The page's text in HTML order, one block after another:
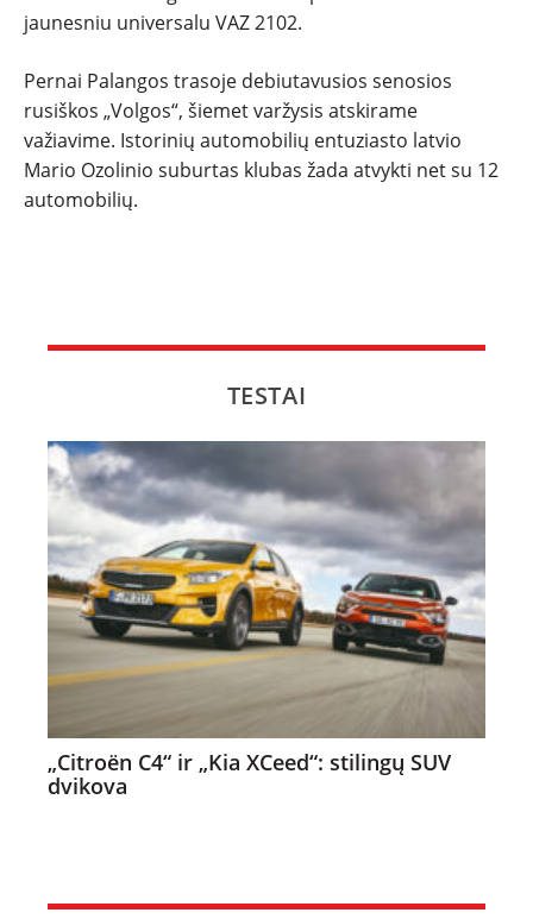
jaunesniu universalu VAZ 2102.
Pernai Palangos trasoje debiutavusios senosios
rusiškos „Volgos“, šiemet varžysis atskirame
važiavime. Istorinių automobilių entuziasto latvio
Mario Ozolinio suburtas klubas žada atvykti net su 12
automobilių.
TESTAI
„Citroën C4“ ir „Kia XCeed“: stilingų SUV
dvikova